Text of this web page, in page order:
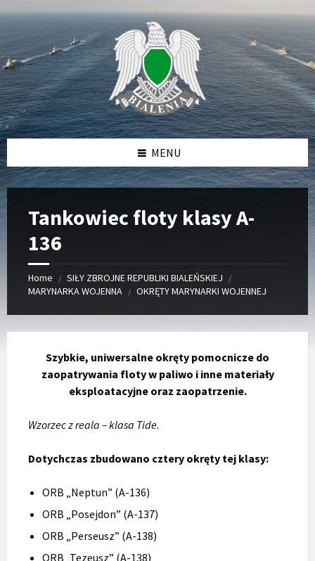
to
to
sidebar
to
MENU
Tankowiec floty klasy A-
136
Home / SIŁY ZBROJNE REPUBLIKI BIALEŃSKIEJ /
MARYNARKA WOJENNA / OKRĘTY MARYNARKI WOJENNEJ
Szybkie, uniwersalne okręty pomocnicze do
zaopatrywania floty w paliwo i inne materiały
eksploatacyjne oraz zaopatrzenie.
Wzorzec z reala – klasa Tide.
Dotychczas zbudowano cztery okręty tej klasy:
ORB „Neptun” (A-136)
ORB „Posejdon” (A-137)
ORB „Perseusz” (A-138)
ORB „Tezeusz” (A-138)